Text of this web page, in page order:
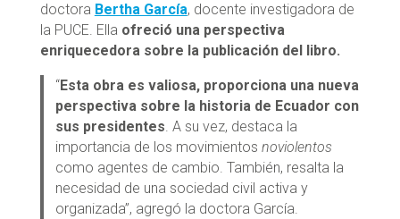
doctora Bertha García, docente investigadora de
la PUCE. Ella ofreció una perspectiva
enriquecedora sobre la publicación del libro.
“Esta obra es valiosa, proporciona una nueva
perspectiva sobre la historia de Ecuador con
sus presidentes. A su vez, destaca la
importancia de los movimientosnoviolentos
como agentes de cambio. También, resalta la
necesidad de una sociedad civil activa y
organizada”, agregó la doctora García.